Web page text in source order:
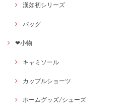
漢如初シリーズ
バッグ
❤小物
キャミソール
カップルショーツ
ホームグッズ/シューズ